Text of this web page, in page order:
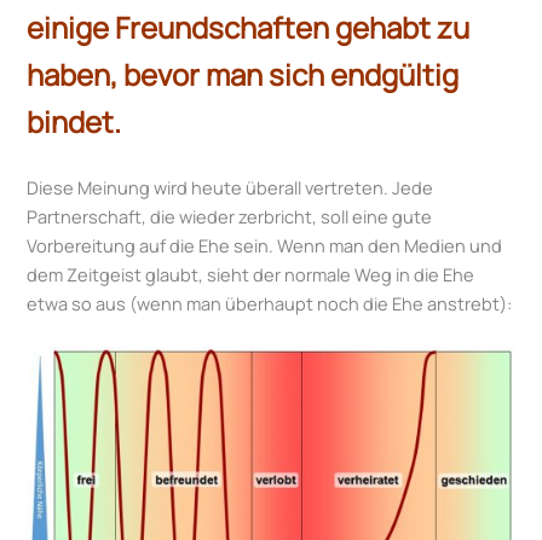
einige Freundschaften gehabt zu
haben, bevor man sich endgültig
bindet.
Diese Meinung wird heute überall vertreten. Jede
Partnerschaft, die wieder zerbricht, soll eine gute
Vorbereitung auf die Ehe sein. Wenn man den Medien und
dem Zeitgeist glaubt, sieht der normale Weg in die Ehe
etwa so aus (wenn man überhaupt noch die Ehe anstrebt):